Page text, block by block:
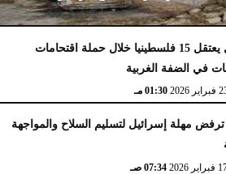
الاحتلال يعتقل 15 فلسطينيا خلال حملة اقتحامات
في الضفة الغربية
01:30 مـ
مهلة إسرائيل لتسليم السلاح والمواجهة
07:34 صـ